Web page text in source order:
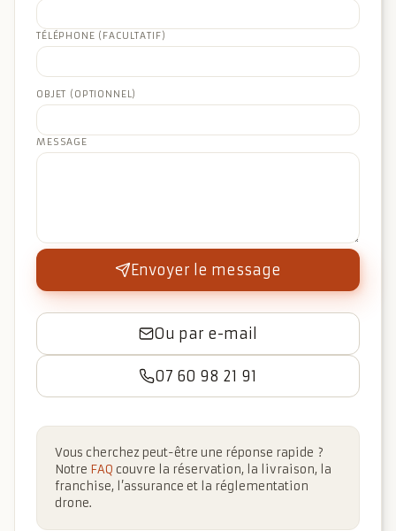
TÉLÉPHONE (FACULTATIF)
OBJET (OPTIONNEL)
MESSAGE
Envoyer le message
Ou par e-mail
07 60 98 21 91
Vous cherchez peut-être une réponse rapide ?
Notre FAQ couvre la réservation, la livraison, la
franchise, l’assurance et la réglementation
drone.